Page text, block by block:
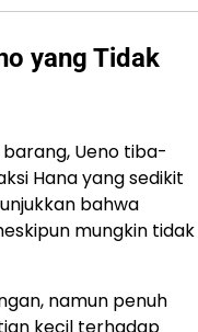
yang Tidak
Ueno tiba-
Hana yang sedikit
bahwa
mungkin tidak
namun penuh
kecil terhadap